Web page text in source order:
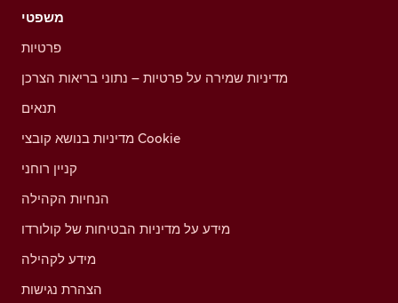
משפטי
פרטיות
מדיניות שמירה על פרטיות – נתוני בריאות הצרכן
תנאים
מדיניות בנושא קובצי Cookie
קניין רוחני
הנחיות הקהילה
מידע על מדיניות הבטיחות של קולורדו
מידע לקהילה
הצהרת נגישות